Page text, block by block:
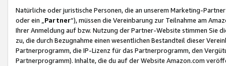
Natürliche oder juristische Personen, die an unserem Marketing-
oder ein „Partner“), müssen die Vereinbarung zur Teilnahme am
Ihrer Anmeldung auf bzw. Nutzung der Partner-Website stimmen Sie
zu, die durch Bezugnahme einen wesentlichen Bestandteil dieser
Partnerprogramm, die IP-Lizenz für das Partnerprogramm, den
Partnerprogramm). Inhalte, die du auf der Website Amazon.com